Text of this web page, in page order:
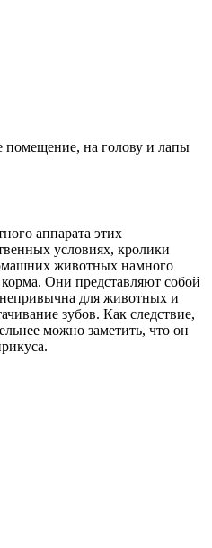
помещение, на голову и лапы
аппарата этих
условиях, кролики
животных намного
Они представляют собой
для животных и
зубов. Как следствие,
можно заметить, что он